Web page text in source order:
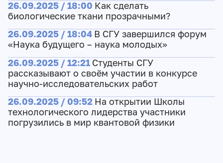
26.09.2025 / 18:00 Как сделать
биологические ткани прозрачными?
26.09.2025 / 18:04 В СГУ завершился форум
«Наука будущего – наука молодых»
26.09.2025 / 12:21 Студенты СГУ
рассказывают о своём участии в конкурсе
научно-исследовательских работ
26.09.2025 / 09:52 На открытии Школы
технологического лидерства участники
погрузились в мир квантовой физики